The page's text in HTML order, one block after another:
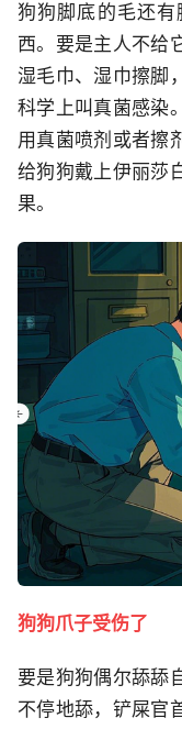
狗狗脚底的毛还
西。要是主人不给
湿毛巾、湿巾擦脚
科学上叫真菌感染
用真菌喷剂或者擦
给狗狗戴上伊丽莎
果。
狗狗爪子受伤了
要是狗狗偶尔舔舔
不停地舔，铲屎官